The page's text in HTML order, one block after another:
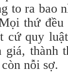
to ra bao
thứ
cứ quy
giá, thành
nỗi sợ.